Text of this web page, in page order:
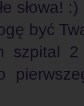
słowa! :)
być
szpital